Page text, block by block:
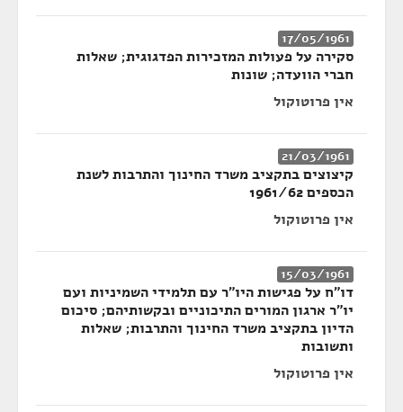
17/05/1961
סקירה על פעולות המזכירות הפדגוגית; שאלות
חברי הוועדה; שונות
אין פרוטוקול
21/03/1961
קיצוצים בתקציב משרד החינוך והתרבות לשנת
הכספים 1961/62
אין פרוטוקול
15/03/1961
דו"ח על פגישות היו"ר עם תלמידי השמיניות ועם
יו"ר ארגון המורים התיכוניים ובקשותיהם; סיכום
הדיון בתקציב משרד החינוך והתרבות; שאלות
ותשובות
אין פרוטוקול